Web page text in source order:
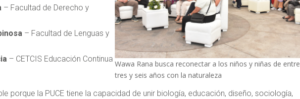
– Facultad de Derecho y
– Facultad de Lenguas y
– CETCIS Educación Continua
Wawa Rana busca reconectar a los niños y niñas de entre
tres y seis años con la naturaleza
porque la PUCE tiene la capacidad de unir biología, educación, diseño, sociología,